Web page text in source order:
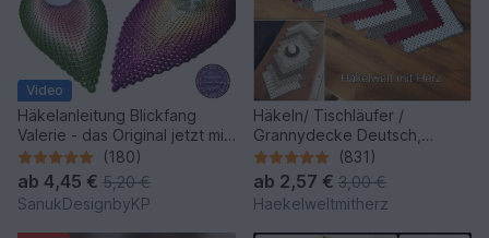
Video
Häkelanleitung Blickfang
Valerie - das Original jetzt mit
Video
(180)
ab 4,45 € 5,20 €
SanukDesignbyKP
Häkeln/ Tischläufer /
Grannydecke Deutsch,
Englisch und Italienisch
(831)
ab 2,57 € 3,00 €
Haekelweltmitherz